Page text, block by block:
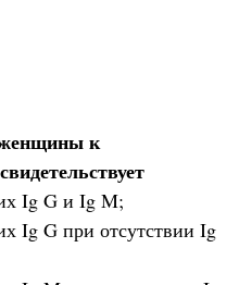
к
Ig G и Ig M;
Ig G при отсутствии Ig